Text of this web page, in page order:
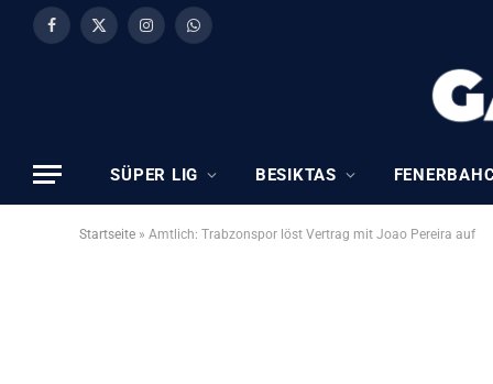
Facebook
X
InstagramWhatsApp
SÜPER LIG BESIKTAS
Startseite » Amtlich: Trabzonspor löst Vertrag mit Joao Pereira auf